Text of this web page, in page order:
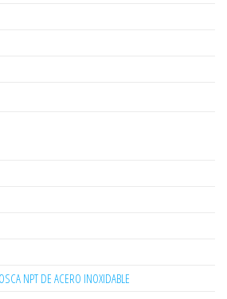
NPT DE ACERO INOXIDABLE